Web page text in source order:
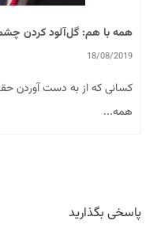
همه با هم: گل‌آلود کردن
18/08/2019
کسانی که از به دست آوردن
همه...
پاسخی بگذارید